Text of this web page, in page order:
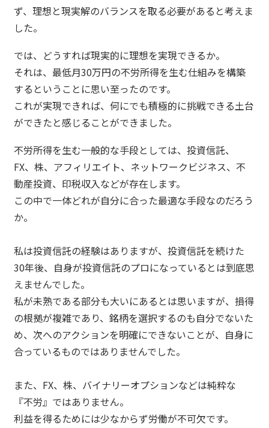
ず、理想と現実解のバランスを取る必要があると考えま
した。
では、どうすれば現実的に理想を実現できるか。
それは、最低月30万円の不労所得を生む仕組みを構築
するということに思い至ったのです。
これが実現できれば、何にでも積極的に挑戦できる土台
ができたと感じることができました。
不労所得を生む一般的な手段としては、投資信託、
FX、株、アフィリエイト、ネットワークビジネス、不
動産投資、印税収入などが存在します。
この中で一体どれが自分に合った最適な手段なのだろう
か。
私は投資信託の経験はありますが、投資信託を続けた
30年後、自身が投資信託のプロになっているとは到底思
えませんでした。
私が未熟である部分も大いにあるとは思いますが、損得
の根拠が複雑であり、銘柄を選択するのも自分でないた
め、次へのアクションを明確にできないことが、自身に
合っているものではありませんでした。
また、FX、株、バイナリーオプションなどは純粋な
『不労』ではありません。
利益を得るためには少なからず労働が不可欠です。